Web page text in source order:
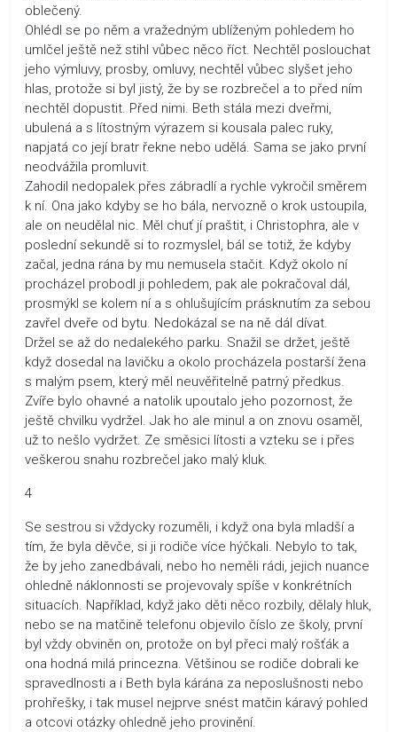
oblečený.
Ohlédl se po něm a vražedným ublíženým pohledem ho
umlčel ještě než stihl vůbec něco říct. Nechtěl poslouchat
jeho výmluvy, prosby, omluvy, nechtěl vůbec slyšet jeho
hlas, protože si byl jistý, že by se rozbrečel a to před ním
nechtěl dopustit. Před nimi. Beth stála mezi dveřmi,
ubulená a s lítostným výrazem si kousala palec ruky,
napjatá co její bratr řekne nebo udělá. Sama se jako první
neodvážila promluvit.
Zahodil nedopalek přes zábradlí a rychle vykročil směrem
k ní. Ona jako kdyby se ho bála, nervozně o krok ustoupila,
ale on neudělal nic. Měl chuť jí praštit, i Christophra, ale v
poslední sekundě si to rozmyslel, bál se totiž, že kdyby
začal, jedna rána by mu nemusela stačit. Když okolo ní
procházel probodl ji pohledem, pak ale pokračoval dál,
prosmýkl se kolem ní a s ohlušujícím prásknutím za sebou
zavřel dveře od bytu. Nedokázal se na ně dál dívat.
Držel se až do nedalekého parku. Snažil se držet, ještě
když dosedal na lavičku a okolo procházela postarší žena
s malým psem, který měl neuvěřitelně patrný předkus.
Zvíře bylo ohavné a natolik upoutalo jeho pozornost, že
ještě chvilku vydržel. Jak ho ale minul a on znovu osaměl,
už to nešlo vydržet. Ze směsici lítosti a vzteku se i přes
veškerou snahu rozbrečel jako malý kluk.
4
Se sestrou si vždycky rozuměli, i když ona byla mladší a
tím, že byla děvče, si ji rodiče více hýčkali. Nebylo to tak,
že by jeho zanedbávali, nebo ho neměli rádi, jejich nuance
ohledně náklonnosti se projevovaly spíše v konkrétních
situacích. Například, když jako děti něco rozbily, dělaly hluk,
nebo se na matčině telefonu objevilo číslo ze školy, první
byl vždy obviněn on, protože on byl přeci malý rošťák a
ona hodná milá princezna. Většinou se rodiče dobrali ke
spravedlnosti a i Beth byla kárána za neposlušnosti nebo
prohřešky, i tak musel nejprve snést matčin káravý pohled
a otcovi otázky ohledně jeho provinění.